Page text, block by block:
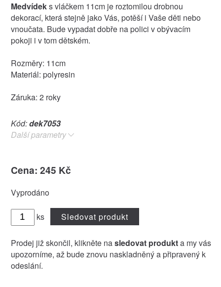
Medvídeks vláčkem 11cm je roztomilou drobnou
dekorací, která stejně jako Vás, potěší i Vaše děti nebo
vnoučata. Bude vypadat dobře na polici v obývacím
pokoji i v tom dětském.
Rozměry: 11cm
Materiál: polyresin
Záruka: 2 roky
Kód:dek7053
Další parametry
Cena: 245 Kč
Vyprodáno
ks Sledovat produkt
Prodej již skončil, klikněte nasledovat produkta my vás
upozorníme, až bude znovu naskladněný a připravený k
odeslání.